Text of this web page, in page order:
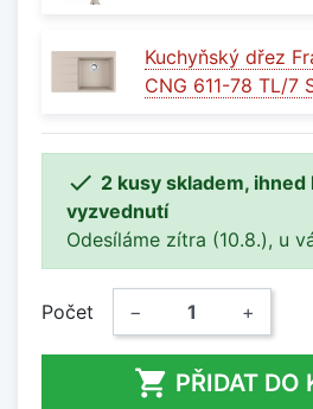
Kuchyňský dřez
CNG 611-78 TL/7
 2 kusy skladem,
vyzvednutí
Odesíláme zítra (10.8.), u
Počet − +
 PŘIDAT DO